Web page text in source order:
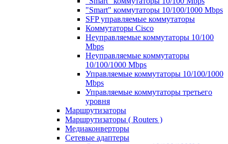
"Smart" коммутаторы 10/100/1000 Mbps
SFP управляемые коммутаторы
Коммутаторы Cisco
Неуправляемые коммутаторы 10/100
Mbps
Неуправляемые коммутаторы
10/100/1000 Mbps
Управляемые коммутаторы 10/100/1000
Mbps
Управляемые коммутаторы третьего
уровня
Маршрутизаторы
Маршрутизаторы ( Routers )
Медиаконверторы
Сетевые адаптеры